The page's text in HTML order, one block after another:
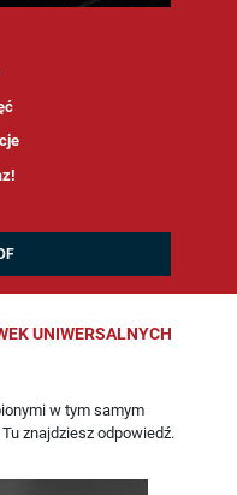
UNIWERSALNYCH
w tym samym
znajdziesz odpowiedź.